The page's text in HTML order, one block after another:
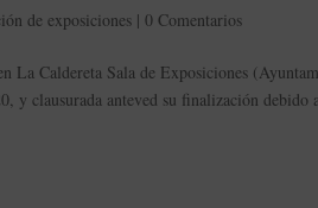
de exposiciones |0 Comentarios
Caldereta Sala de Exposiciones
y clausurada anteved su finalización debido